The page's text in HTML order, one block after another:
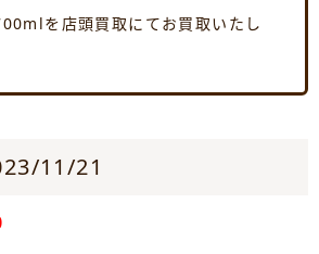
を店頭買取にてお買取いたし
11/21